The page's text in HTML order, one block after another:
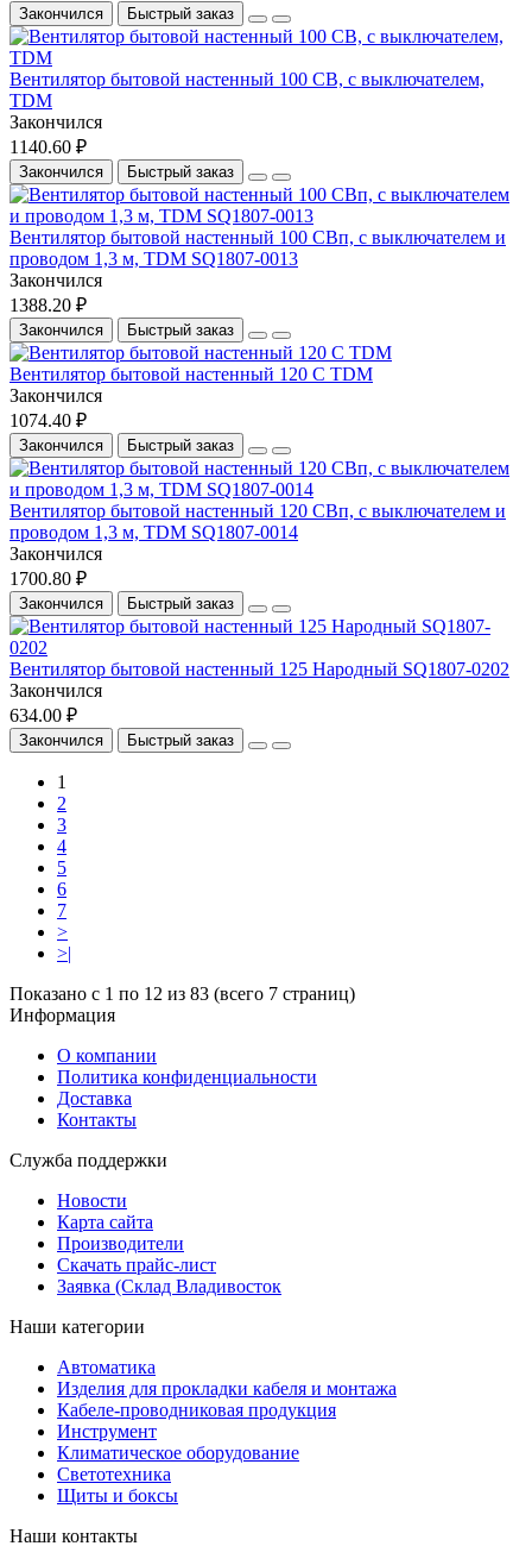
Закончился Быстрый заказ
Вентилятор бытовой настенный 100 СВ, с выключателем,
TDM
Закончился
1140.60 ₽
Закончился Быстрый заказ
Вентилятор бытовой настенный 100 СВп, с выключателем и
проводом 1,3 м, TDM SQ1807-0013
Закончился
1388.20 ₽
Закончился Быстрый заказ
Вентилятор бытовой настенный 120 С TDM
Закончился
1074.40 ₽
Закончился Быстрый заказ
Вентилятор бытовой настенный 120 СВп, с выключателем и
проводом 1,3 м, TDM SQ1807-0014
Закончился
1700.80 ₽
Закончился Быстрый заказ
Вентилятор бытовой настенный 125 Народный SQ1807-0202
Закончился
634.00 ₽
Закончился Быстрый заказ
1
2
3
4
5
6
7
>
>|
Показано с 1 по 12 из 83 (всего 7 страниц)
Информация
О компании
Политика конфиденциальности
Доставка
Контакты
Служба поддержки
Новости
Карта сайта
Производители
Скачать прайс-лист
Заявка (Склад Владивосток
Наши категории
Автоматика
Изделия для прокладки кабеля и монтажа
Кабеле-проводниковая продукция
Инструмент
Климатическое оборудование
Светотехника
Щиты и боксы
Наши контакты